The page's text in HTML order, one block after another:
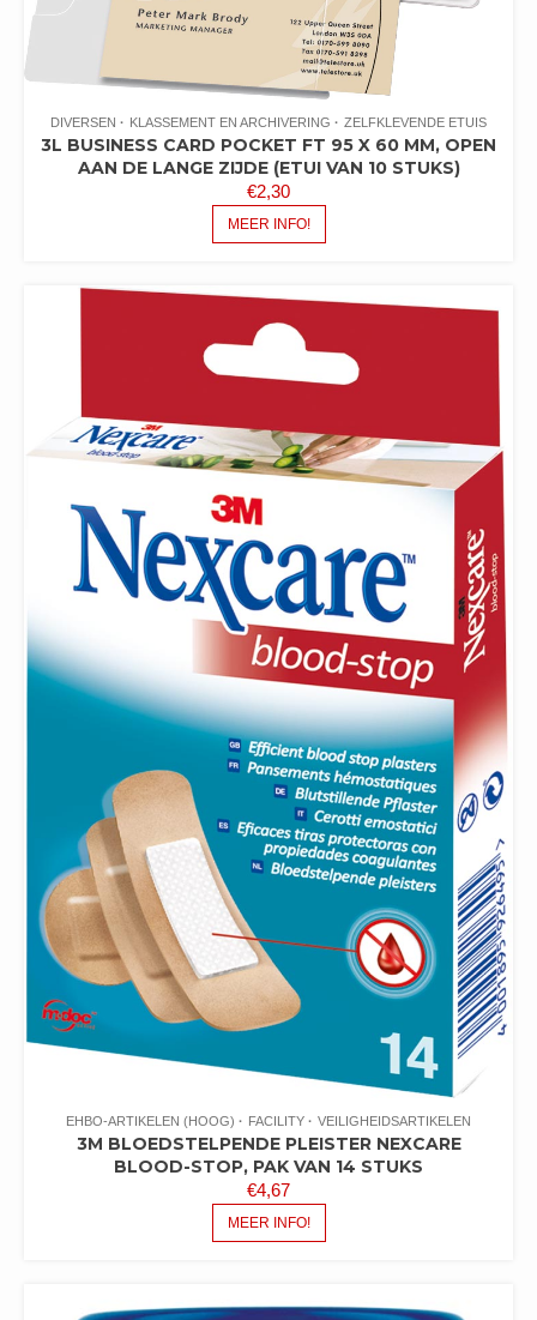
DIVERSEN KLASSEMENT EN ARCHIVERING ZELFKLEVENDE ETUIS
3L BUSINESS CARD POCKET FT 95 X 60 MM, OPEN
AAN DE LANGE ZIJDE (ETUI VAN 10 STUKS)
€2,30
MEER INFO!
EHBO-ARTIKELEN (HOOG) FACILITY VEILIGHEIDSARTIKELEN
3M BLOEDSTELPENDE PLEISTER NEXCARE
BLOOD-STOP, PAK VAN 14 STUKS
€4,67
MEER INFO!